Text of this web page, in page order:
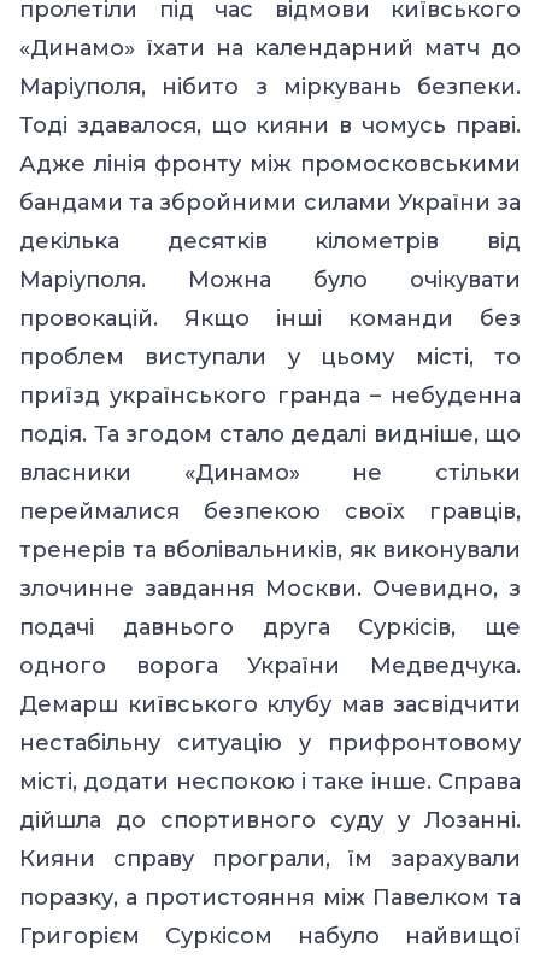
пролетіли під час відмови київського
«Динамо» їхати на календарний матч до
Маріуполя, нібито з міркувань безпеки.
Тоді здавалося, що кияни в чомусь праві.
Адже лінія фронту між промосковськими
бандами та збройними силами України за
декілька десятків кілометрів від
Маріуполя. Можна було очікувати
провокацій. Якщо інші команди без
проблем виступали у цьому місті, то
приїзд українського гранда – небуденна
подія. Та згодом стало дедалі видніше, що
власники «Динамо» не стільки
переймалися безпекою своїх гравців,
тренерів та вболівальників, як виконували
злочинне завдання Москви. Очевидно, з
подачі давнього друга Суркісів, ще
одного ворога України Медведчука.
Демарш київського клубу мав засвідчити
нестабільну ситуацію у прифронтовому
місті, додати неспокою і таке інше. Справа
дійшла до спортивного суду у Лозанні.
Кияни справу програли, їм зарахували
поразку, а протистояння між Павелком та
Григорієм Суркісом набуло найвищої